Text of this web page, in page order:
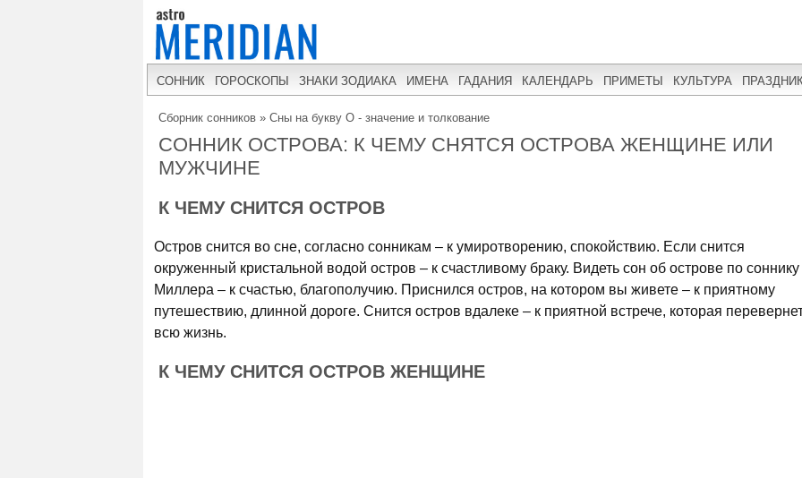
СОННИК ГОРОСКОПЫ ЗНАКИ ЗОДИАКА ИМЕНА ГАДАНИЯ КАЛЕНДАРЬ ПРИМЕТЫ КУЛЬТУРА
Сборник сонников » Сны на букву О - значение и толкование
СОННИК ОСТРОВА: К ЧЕМУ СНЯТСЯ ОСТРОВА ЖЕНЩИНЕ ИЛИ
МУЖЧИНЕ
К ЧЕМУ СНИТСЯ ОСТРОВ
Остров снится во сне, согласно сонникам – к умиротворению, спокойствию. Если снится
окруженный кристальной водой остров – к счастливому браку. Видеть сон об острове по соннику
Миллера – к счастью, благополучию. Приснился остров, на котором вы живете – к приятному
путешествию, длинной дороге. Снится остров вдалеке – к приятной встрече, которая
всю жизнь.
К ЧЕМУ СНИТСЯ ОСТРОВ ЖЕНЩИНЕ